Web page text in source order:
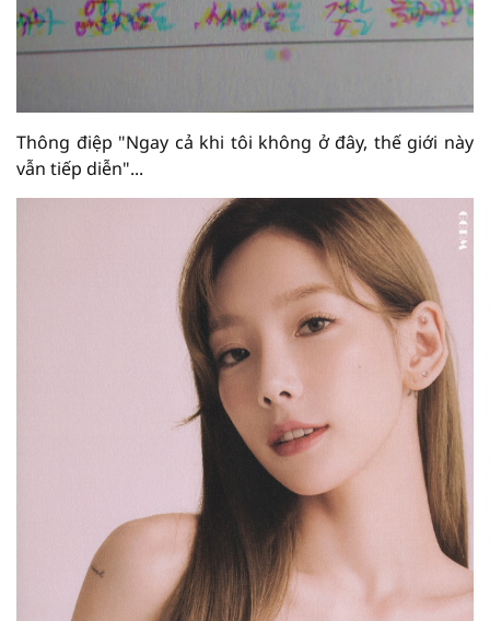
Thông điệp "Ngay cả khi tôi không ở đây, thế giới này
vẫn tiếp diễn"...